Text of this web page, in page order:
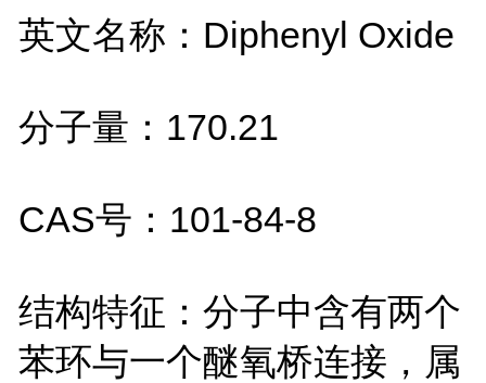
英文名称： Diphenyl Oxide
分子量： 170.21
CAS号： 101-84-8
结构特征：分子中含有两个
苯环与一个醚氧桥连接，属